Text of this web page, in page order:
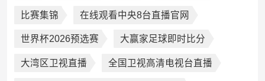
比赛集锦 在线观看中央8台直播官网
世界杯2026预选赛 大赢家足球即时比分
大湾区卫视直播 全国卫视高清电视台直播